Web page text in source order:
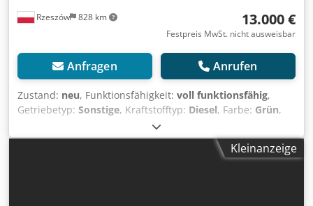
Rzeszów 828 km 13.000 €
Festpreis MwSt. nicht ausweisbar
Anfragen Anrufen
Zustand: neu, Funktionsfähigkeit: voll funktionsfähig,
Getriebetyp: Sonstige, Kraftstofftyp: Diesel, Farbe: Grün,
, Emissionsklasse:
Sonstige, Bremsen:Sonstige, Federung:Sonstige, Baujahr:
, TICAB BPM 120Kleinanzeige